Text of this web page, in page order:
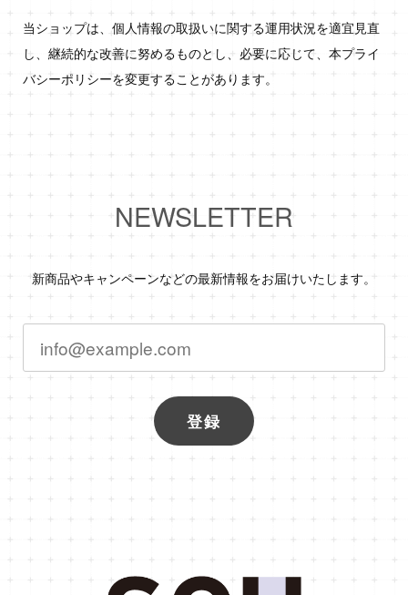
当ショップは、個人情報の取扱いに関する運用状況を適宜見直
し、継続的な改善に努めるものとし、必要に応じて、本プライ
バシーポリシーを変更することがあります。
NEWSLETTER
新商品やキャンペーンなどの最新情報をお届けいたします。
登録